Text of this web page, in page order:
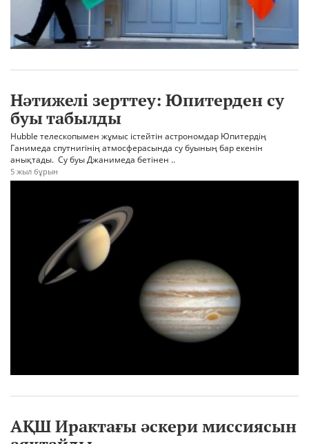
Нәтижелі зерттеу: Юпитерден су
буы табылды
Hubble телескопымен жұмыс істейтін астрономдар Юпитердің
Ганимеда спутнигінің атмосферасында су буының бар екенін
анықтады. Су буы Джанимеда бетінен ..
5 жыл бұрын
АҚШ Ирактағы әскери миссиясын